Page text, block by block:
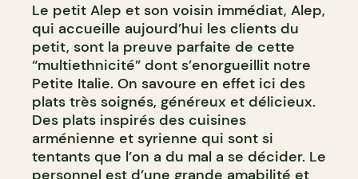
Le petit Alep et son voisin immédiat, Alep,
qui accueille aujourd’hui les clients du
petit, sont la preuve parfaite de cette
“multiethnicité” dont s’enorgueillit notre
Petite Italie. On savoure en effet ici des
plats très soignés, généreux et délicieux.
Des plats inspirés des cuisines
arménienne et syrienne qui sont si
tentants que l’on a du mal a se décider. Le
personnel est d’une grande amabilité et